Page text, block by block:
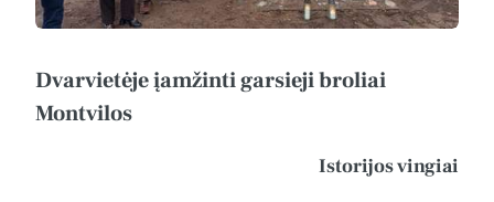
Dvarvietėje įamžinti garsieji broliai
Montvilos
Istorijos vingiai